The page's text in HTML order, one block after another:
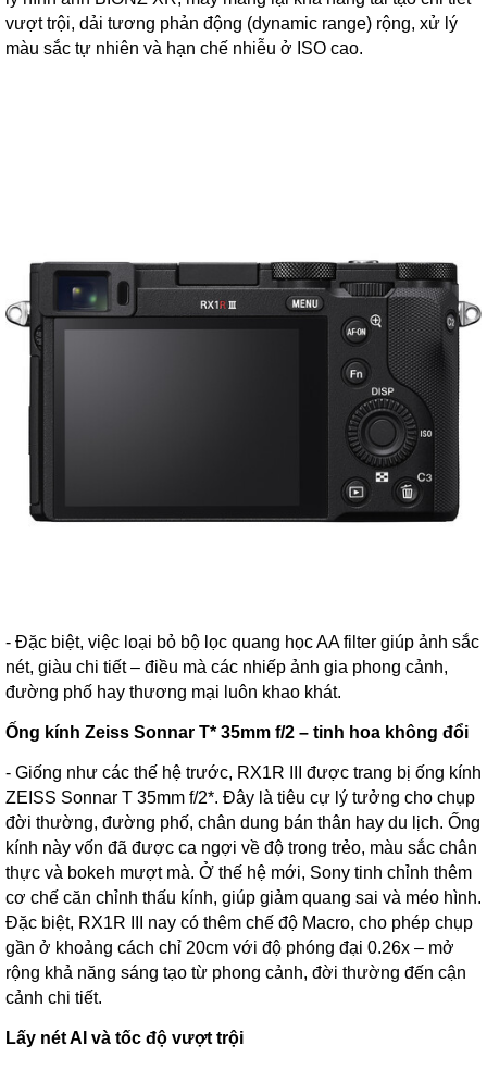
vượt trội, dải tương phản động (dynamic range) rộng, xử lý
màu sắc tự nhiên và hạn chế nhiễu ở ISO cao.
- Đặc biệt, việc loại bỏ bộ lọc quang học AA filter giúp ảnh sắc
nét, giàu chi tiết – điều mà các nhiếp ảnh gia phong cảnh,
đường phố hay thương mại luôn khao khát.
Ống kính Zeiss Sonnar T* 35mm f/2 – tinh hoa không đổi
- Giống như các thế hệ trước, RX1R III được trang bị ống kính
ZEISS Sonnar T 35mm f/2*. Đây là tiêu cự lý tưởng cho chụp
đời thường, đường phố, chân dung bán thân hay du lịch. Ống
kính này vốn đã được ca ngợi về độ trong trẻo, màu sắc chân
thực và bokeh mượt mà. Ở thế hệ mới, Sony tinh chỉnh thêm
cơ chế căn chỉnh thấu kính, giúp giảm quang sai và méo hình.
Đặc biệt, RX1R III nay có thêm chế độ Macro, cho phép chụp
gần ở khoảng cách chỉ 20cm với độ phóng đại 0.26x – mở
rộng khả năng sáng tạo từ phong cảnh, đời thường đến cận
cảnh chi tiết.
Lấy nét AI và tốc độ vượt trội